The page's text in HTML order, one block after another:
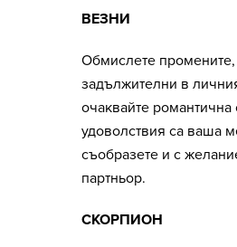
ВЕЗНИ
Обмислете промените,
задължителни в
очаквайте
удоволствия са ваша
съобразете и с
партньор.
СКОРПИОН